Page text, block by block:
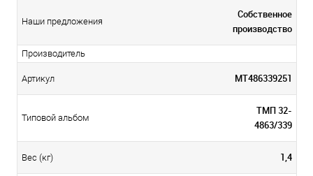
Наши предложения
Собственное
производство
Производитель
Артикул МТ486339251
Типовой альбом
ТМП 32-
4863/339
Вес (кг) 1,4